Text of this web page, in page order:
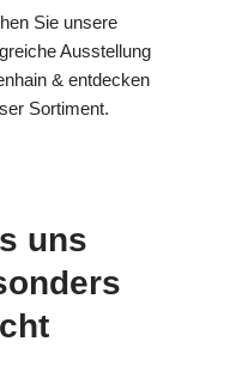
Sie unsere
Ausstellung
& entdecken
Sortiment.
uns